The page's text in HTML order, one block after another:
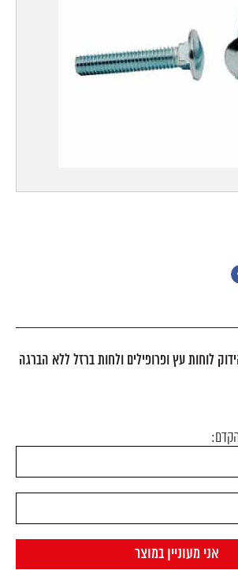
לוחות עץ ופרופילים ולחות ברזל ללא הברגה